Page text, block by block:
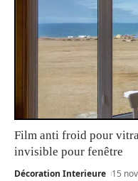
Film anti froid pour
invisible pour fenêtre
Décoration Interieure 15